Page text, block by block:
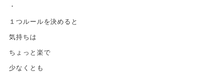
・
１つルールを決めると
気持ちは
ちょっと楽で
少なくとも